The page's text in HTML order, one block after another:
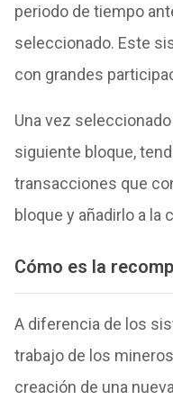
periodo de tiempo
seleccionado. Este
con grandes
Una vez
siguiente bloque,
transacciones que
bloque y añadirlo a la
Cómo es la
A diferencia de los
trabajo de los
creación de una